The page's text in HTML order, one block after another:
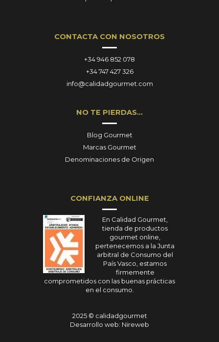
CONTACTA CON NOSOTROS
+34 946 852 078
+34 747 427 326
info@calidadgourmet.com
NO TE PIERDAS…
Blog Gourmet
Marcas Gourmet
Denominaciones de Origen
CONFIANZA ONLINE
En Calidad Gourmet,
tienda de productos
gourmet online,
pertenecemos a la Junta
arbitral de Consumo del
País Vasco, estamos
firmemente
comprometidos con las buenas prácticas
en el consumo.
2025 © calidadgourmet
Desarrollo web: Nireweb